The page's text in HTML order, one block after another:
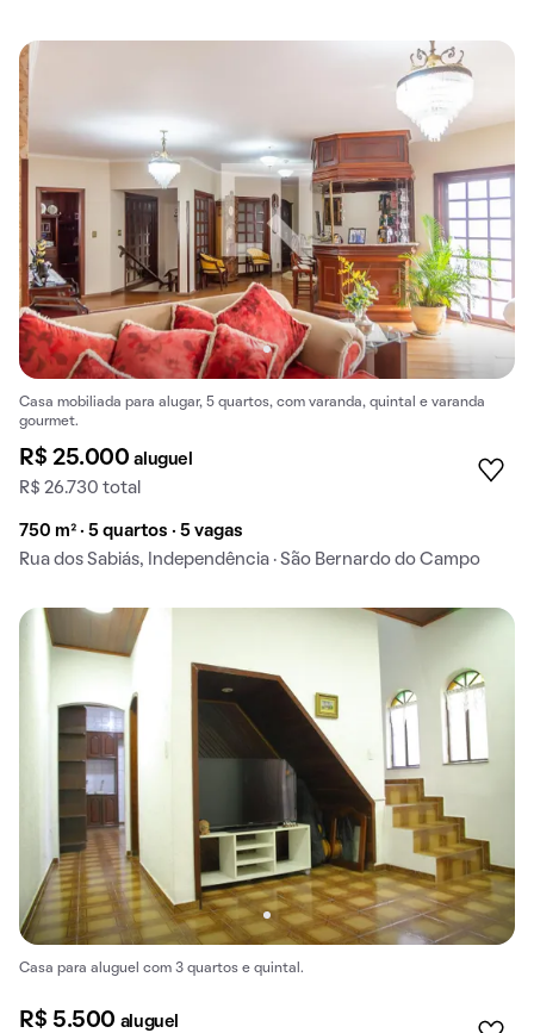
Casa mobiliada para alugar, 5 quartos, com varanda, quintal e varanda
gourmet.
R$ 25.000aluguel
R$ 26.730 total
750 m² · 5 quartos · 5 vagas
Rua dos Sabiás, Independência · São Bernardo do Campo
Casa para aluguel com 3 quartos e quintal.
R$ 5.500 aluguel